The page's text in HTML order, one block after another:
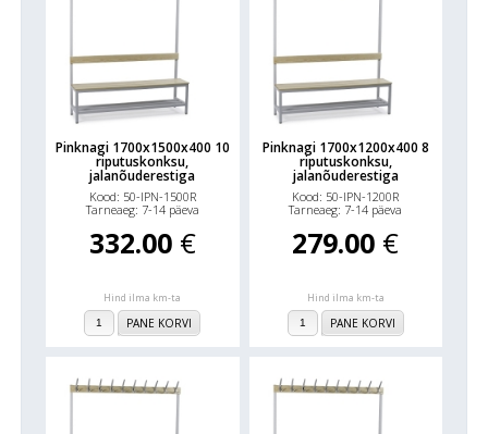
Pinknagi 1700x1500x400 10
riputuskonksu,
jalanõuderestiga
Kood: 50-IPN-1500R
Tarneaeg: 7-14 päeva
332.00 €
Hind ilma km-ta
PANE KORVI
Pinknagi 1700x1200x400 8
riputuskonksu,
jalanõuderestiga
Kood: 50-IPN-1200R
Tarneaeg: 7-14 päeva
279.00 €
Hind ilma km-ta
PANE KORVI